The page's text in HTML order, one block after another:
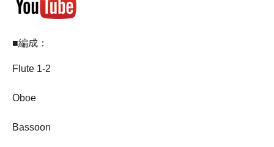
■編成：
Flute 1-2
Oboe
Bassoon